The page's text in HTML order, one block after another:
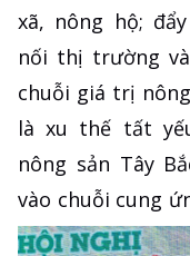
xã, nông hộ;
nối thị trường
chuỗi giá trị
là xu thế tất
nông sản Tây
vào chuỗi cung